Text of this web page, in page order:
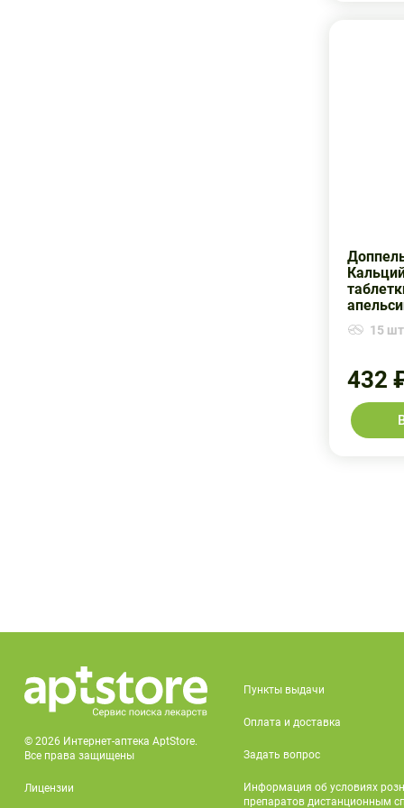
15
432
© 2026 Интернет-аптека AptStore.
Все права защищены
Лицензии
Пункты выдачи
Оплата и доставка
Задать вопрос
Информация об условиях
препаратов дистанционным